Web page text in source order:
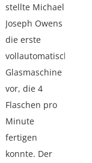
stellte Michael
Joseph Owens
die erste
vollautomatische
Glasmaschine
vor, die 4
Flaschen pro
Minute
fertigen
konnte. Der